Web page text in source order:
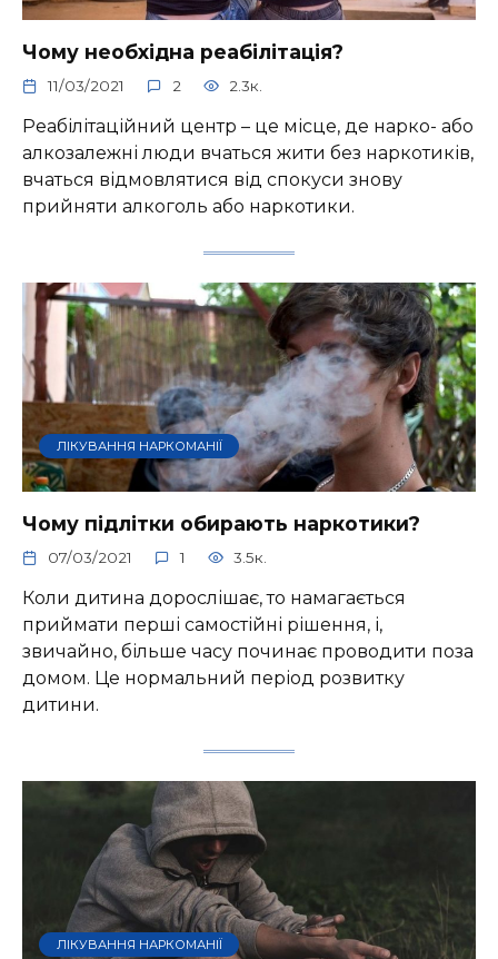
Чому необхідна реабілітація?
11/03/2021 2 2.3к.
Реабілітаційний центр – це місце, де нарко- або
алкозалежні люди вчаться жити без наркотиків,
вчаться відмовлятися від спокуси знову
прийняти алкоголь або наркотики.
ЛІКУВАННЯ НАРКОМАНІЇ
Чому підлітки обирають наркотики?
07/03/2021 1 3.5к.
Коли дитина дорослішає, то намагається
приймати перші самостійні рішення, і,
звичайно, більше часу починає проводити поза
домом. Це нормальний період розвитку
дитини.
ЛІКУВАННЯ НАРКОМАНІЇ